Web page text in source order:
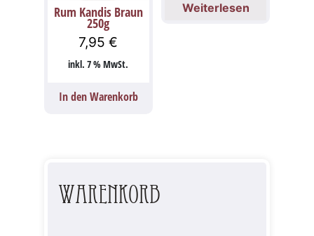
Rum Kandis Braun
250g
7,95€
inkl. 7 % MwSt.
In den Warenkorb
Weiterlesen
Warenkorb